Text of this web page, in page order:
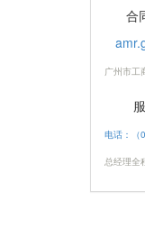
合
广州市工
服
电话：（
总经理全